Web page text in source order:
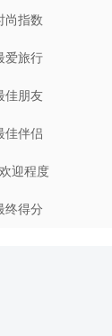
尚指数
爱旅行
佳朋友
佳伴侣
迎程度
终得分